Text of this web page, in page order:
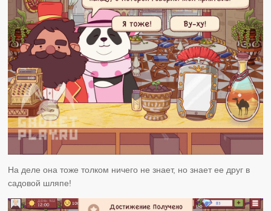
На деле она тоже толком ничего не знает, но знает ее друг в
садовой шляпе!